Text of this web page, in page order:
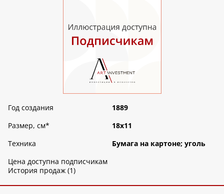
Год создания
1889
Размер, см*
18х11
Техника
Бумага на картоне; уголь
Цена доступна подписчикам
История продаж (1)